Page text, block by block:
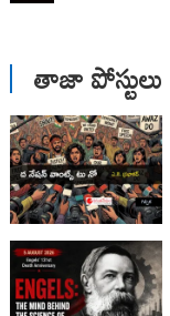
తాజా పోస్టులు